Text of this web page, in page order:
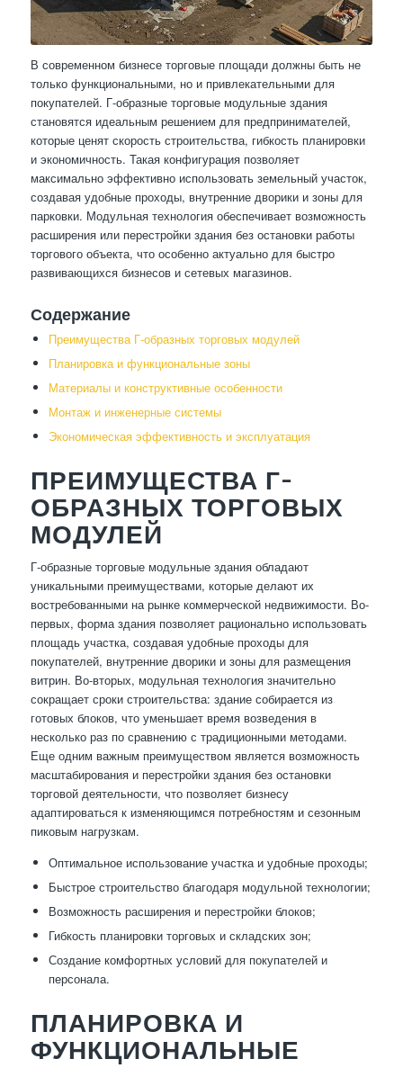
В современном бизнесе торговые площади должны быть не
только функциональными, но и привлекательными для
покупателей. Г-образные торговые модульные здания
становятся идеальным решением для предпринимателей,
которые ценят скорость строительства, гибкость планировки
и экономичность. Такая конфигурация позволяет
максимально эффективно использовать земельный участок,
создавая удобные проходы, внутренние дворики и зоны для
парковки. Модульная технология обеспечивает возможность
расширения или перестройки здания без остановки работы
торгового объекта, что особенно актуально для быстро
развивающихся бизнесов и сетевых магазинов.
Содержание
Преимущества Г-образных торговых модулей
Планировка и функциональные зоны
Материалы и конструктивные особенности
Монтаж и инженерные системы
Экономическая эффективность и эксплуатация
ПРЕИМУЩЕСТВА Г-
ОБРАЗНЫХ ТОРГОВЫХ
МОДУЛЕЙ
Г-образные торговые модульные здания обладают
уникальными преимуществами, которые делают их
востребованными на рынке коммерческой недвижимости. Во-
первых, форма здания позволяет рационально использовать
площадь участка, создавая удобные проходы для
покупателей, внутренние дворики и зоны для размещения
витрин. Во-вторых, модульная технология значительно
сокращает сроки строительства: здание собирается из
готовых блоков, что уменьшает время возведения в
несколько раз по сравнению с традиционными методами.
Еще одним важным преимуществом является возможность
масштабирования и перестройки здания без остановки
торговой деятельности, что позволяет бизнесу
адаптироваться к изменяющимся потребностям и сезонным
пиковым нагрузкам.
Оптимальное использование участка и удобные проходы;
Быстрое строительство благодаря модульной технологии;
Возможность расширения и перестройки блоков;
Гибкость планировки торговых и складских зон;
Создание комфортных условий для покупателей и
персонала.
ПЛАНИРОВКА И
ФУНКЦИОНАЛЬНЫЕ